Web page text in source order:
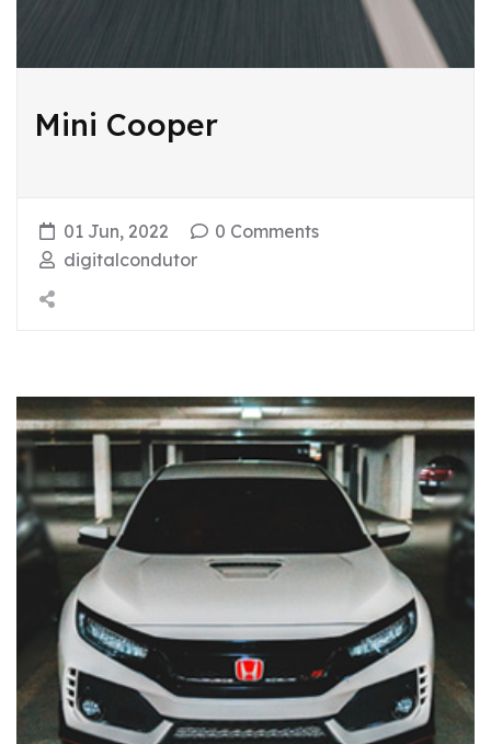
Mini Cooper
01 Jun, 2022
0 Comments
digitalcondutor